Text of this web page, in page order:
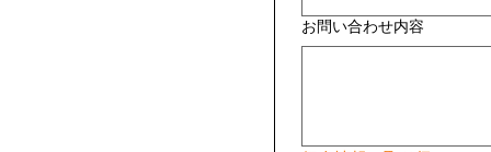
お問い合わせ内容